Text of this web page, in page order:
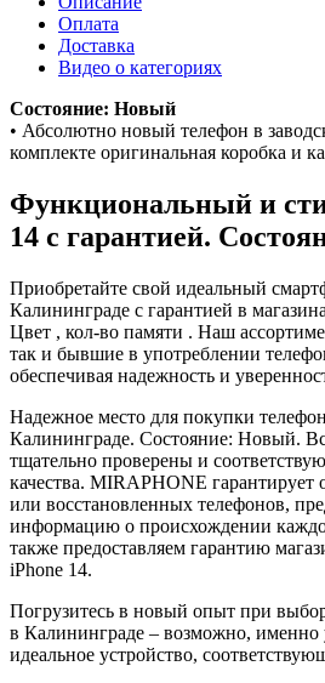
Оплата
Доставка
Видео о категориях
Состояние: Новый
• Абсолютно новый телефон в
комплекте оригинальная коробка и
Функциональный и
14 с гарантией.
Приобретайте свой идеальный
Калининграде с гарантией в
Цвет , кол-во памяти . Наш
так и бывшие в употреблении
обеспечивая надежность и
Надежное место для покупки
Калининграде. Состояние: Новый.
тщательно проверены и
качества. MIRAPHONE гарантирует
или восстановленных телефонов,
информацию о происхождении
также предоставляем гарантию
iPhone 14.
Погрузитесь в новый опыт при
в Калининграде – возможно, именно
идеальное устройство,